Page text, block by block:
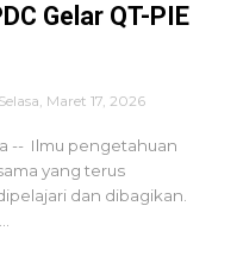
Gelar QT-PIE
Selasa, Maret 17, 2026
-- Ilmu pengetahuan
yang terus
dan dibagikan.